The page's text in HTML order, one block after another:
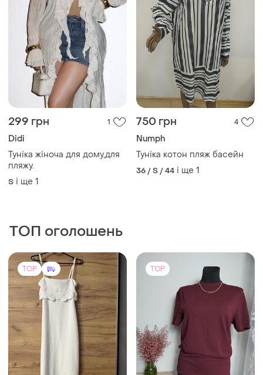
299 грн 1
Didi
Туніка жіноча для дому,для
пляжу.
S і ще 1
750 грн 4
Numph
Туніка котон пляж басейн
36 / S / 44 і ще 1
ТОП оголошень
TOP TOP